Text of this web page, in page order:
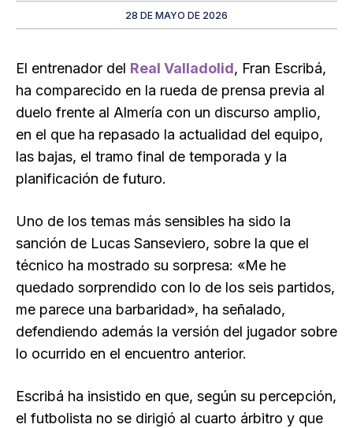
28 DE MAYO DE 2026
El entrenador del Real Valladolid, Fran Escribá,
ha comparecido en la rueda de prensa previa al
duelo frente al Almería con un discurso amplio,
en el que ha repasado la actualidad del equipo,
las bajas, el tramo final de temporada y la
planificación de futuro.
Uno de los temas más sensibles ha sido la
sanción de Lucas Sanseviero, sobre la que el
técnico ha mostrado su sorpresa: «Me he
quedado sorprendido con lo de los seis partidos,
me parece una barbaridad», ha señalado,
defendiendo además la versión del jugador sobre
lo ocurrido en el encuentro anterior.
Escribá ha insistido en que, según su percepción,
el futbolista no se dirigió al cuarto árbitro y que